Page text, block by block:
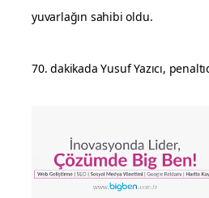
yuvarlağın sahibi oldu.
70. dakikada Yusuf Yazıcı,